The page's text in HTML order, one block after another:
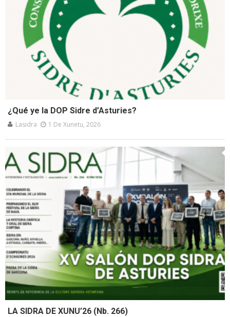
¿Qué ye la DOP Sidre d’Asturies?
Lasidra 1 De Xunetu, 2026
LA SIDRA DE XUNU’26 (Nb. 266)